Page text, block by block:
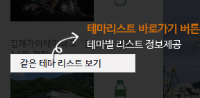
김해가야테마파크 `김해 빛 축제`
14일 개막
테마리스트 바로가기 버튼
테마별 리스트 정보제공